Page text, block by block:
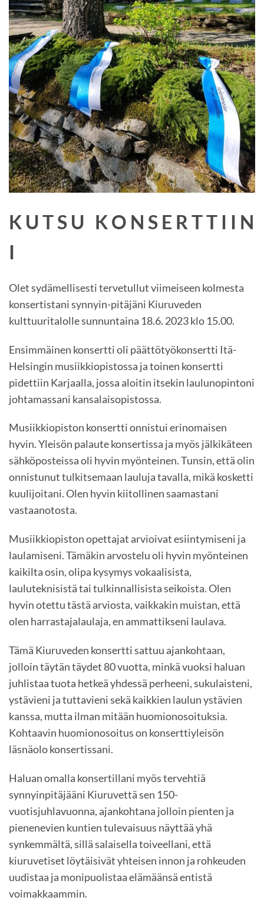
K U T S U K O N S E R T T I I N
I
Olet sydämellisesti tervetullut viimeiseen kolmesta
konsertistani synnyin-pitäjäni Kiuruveden
kulttuuritalolle sunnuntaina 18.6. 2023 klo 15.00.
Ensimmäinen konsertti oli päättötyökonsertti Itä-
Helsingin musiikkiopistossa ja toinen konsertti
pidettiin Karjaalla, jossa aloitin itsekin laulunopintoni
johtamassani kansalaisopistossa.
Musiikkiopiston konsertti onnistui erinomaisen
hyvin. Yleisön palaute konsertissa ja myös jälkikäteen
sähköposteissa oli hyvin myönteinen. Tunsin, että olin
onnistunut tulkitsemaan lauluja tavalla, mikä kosketti
kuulijoitani. Olen hyvin kiitollinen saamastani
vastaanotosta.
Musiikkiopiston opettajat arvioivat esiintymiseni ja
laulamiseni. Tämäkin arvostelu oli hyvin myönteinen
kaikilta osin, olipa kysymys vokaalisista,
lauluteknisistä tai tulkinnallisista seikoista. Olen
hyvin otettu tästä arviosta, vaikkakin muistan, että
olen harrastajalaulaja, en ammattikseni laulava.
Tämä Kiuruveden konsertti sattuu ajankohtaan,
jolloin täytän täydet 80 vuotta, minkä vuoksi haluan
juhlistaa tuota hetkeä yhdessä perheeni, sukulaisteni,
ystävieni ja tuttavieni sekä kaikkien laulun ystävien
kanssa, mutta ilman mitään huomionosoituksia.
Kohtaavin huomionosoitus on konserttiyleisön
läsnäolo konsertissani.
Haluan omalla konsertillani myös tervehtiä
synnyinpitäjääni Kiuruvettä sen 150-
vuotisjuhlavuonna, ajankohtana jolloin pienten ja
pienenevien kuntien tulevaisuus näyttää yhä
synkemmältä, sillä salaisella toiveellani, että
kiuruvetiset löytäisivät yhteisen innon ja rohkeuden
uudistaa ja monipuolistaa elämäänsä entistä
voimakkaammin.